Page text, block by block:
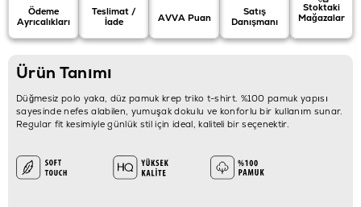
Ödeme
Ayrıcalıkları
Teslimat /
İade
AVVA Puan
Satış
Danışmanı
Stoktaki
Mağazalar
Ürün Tanımı
Düğmesiz polo yaka, düz pamuk krep triko t-shirt. %100 pamuk yapısı
sayesinde nefes alabilen, yumuşak dokulu ve konforlu bir kullanım sunar.
Regular fit kesimiyle günlük stil için ideal, kaliteli bir seçenektir.